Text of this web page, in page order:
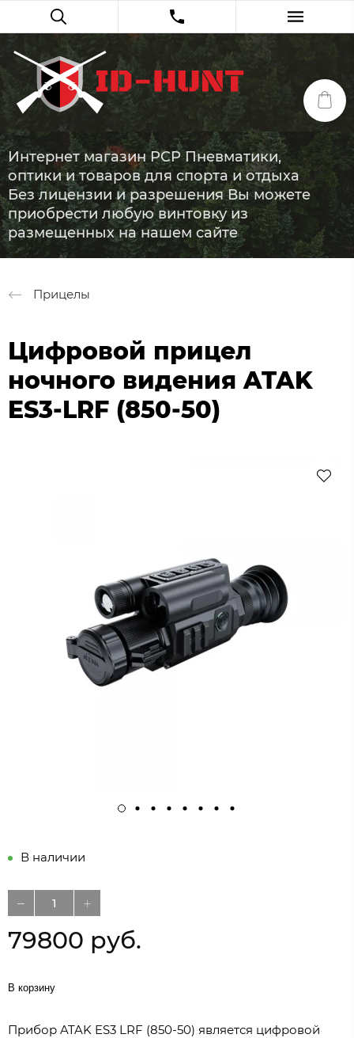
Интернет магазин PCP Пневматики,
оптики и товаров для спорта и отдыха
Без лицензии и разрешения Вы можете
приобрести любую винтовку из
размещенных на нашем сайте
Прицелы
Цифровой прицел
ночного видения ATAK
ES3-LRF (850-50)
В наличии
79800 руб.
В корзину
Прибор ATAK ES3 LRF (850-50) является цифровой